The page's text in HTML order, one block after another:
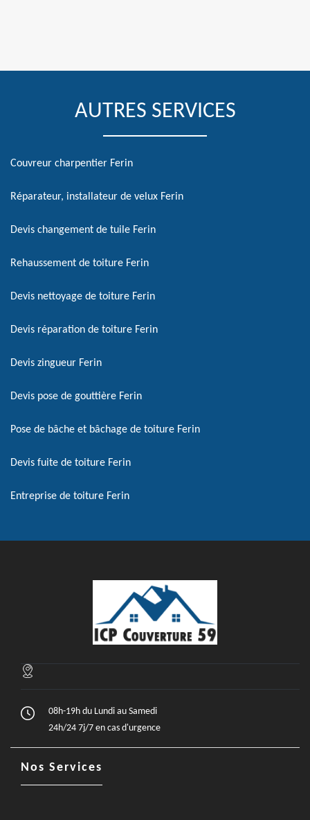
AUTRES SERVICES
Couvreur charpentier Ferin
Réparateur, installateur de velux Ferin
Devis changement de tuile Ferin
Rehaussement de toiture Ferin
Devis nettoyage de toiture Ferin
Devis réparation de toiture Ferin
Devis zingueur Ferin
Devis pose de gouttière Ferin
Pose de bâche et bâchage de toiture Ferin
Devis fuite de toiture Ferin
Entreprise de toiture Ferin
08h-19h du Lundi au Samedi
24h/24 7j/7 en cas d'urgence
Nos Services